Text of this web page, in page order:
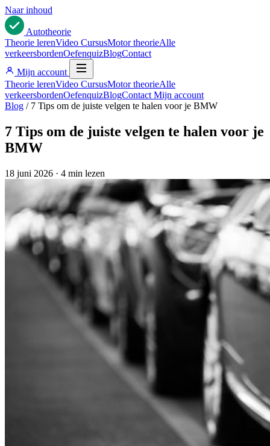
Naar inhoud
Autotheorie
Theorie lerenVideo CursusMotor theorieAlle
verkeersbordenOefenquizBlogContact
Mijn account
Theorie lerenVideo CursusMotor theorieAlle
verkeersbordenOefenquizBlogContact Mijn account
Blog / 7 Tips om de juiste velgen te halen voor je BMW
7 Tips om de juiste velgen te halen voor je
BMW
18 juni 2026 · 4 min lezen